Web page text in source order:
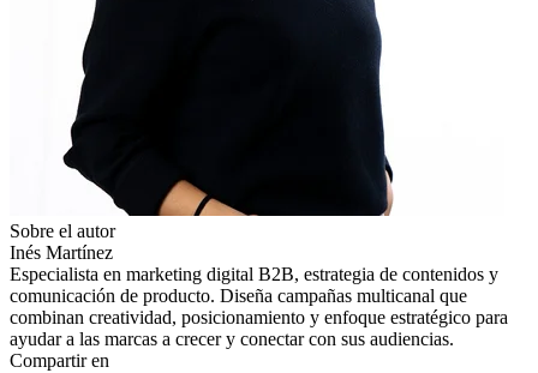
Sobre el autor
Inés Martínez
Especialista en marketing digital B2B, estrategia de contenidos y
comunicación de producto. Diseña campañas multicanal que
combinan creatividad, posicionamiento y enfoque estratégico para
ayudar a las marcas a crecer y conectar con sus audiencias.
Compartir en